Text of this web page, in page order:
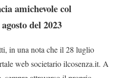
amichevole col
del 2023
in una nota che il 28 luglio
web societario ilcosenza.it. A